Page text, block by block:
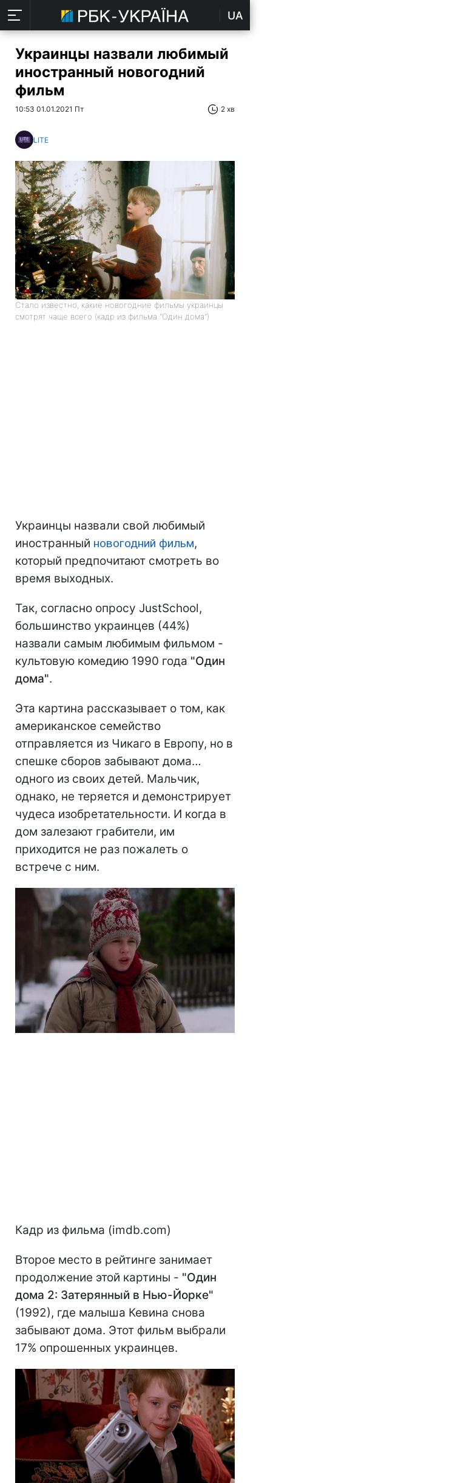
UA
Украинцы назвали любимый
иностранный новогодний
фильм
10:53 01.01.2021 Пт 2 хв
LITE
Стало известно, какие новогодние фильмы украинцы
смотрят чаще всего (кадр из фильма "Один дома")
Украинцы назвали свой любимый
иностранный новогодний фильм,
который предпочитают смотреть во
время выходных.
Так, согласно опросу JustSchool,
большинство украинцев (44%)
назвали самым любимым фильмом -
культовую комедию 1990 года "Один
дома".
Эта картина рассказывает о том, как
американское семейство
отправляется из Чикаго в Европу, но в
спешке сборов забывают дома…
одного из своих детей. Мальчик,
однако, не теряется и демонстрирует
чудеса изобретательности. И когда в
дом залезают грабители, им
приходится не раз пожалеть о
встрече с ним.
Кадр из фильма (imdb.com)
Второе место в рейтинге занимает
продолжение этой картины - "Один
дома 2: Затерянный в Нью-Йорке"
(1992), где малыша Кевина снова
забывают дома. Этот фильм выбрали
17% опрошенных украинцев.